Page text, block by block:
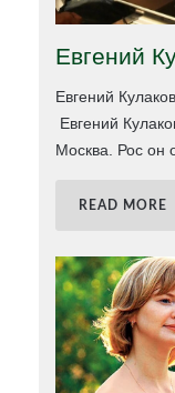
Евгений
Евгений
Евгений
Москва. Рос он
READ MORE